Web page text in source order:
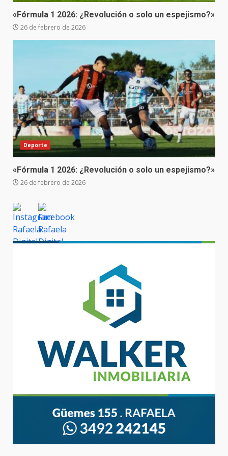
«Fórmula 1 2026: ¿Revolución o solo un espejismo?»
26 de febrero de 2026
Deporte
«Fórmula 1 2026: ¿Revolución o solo un espejismo?»
26 de febrero de 2026